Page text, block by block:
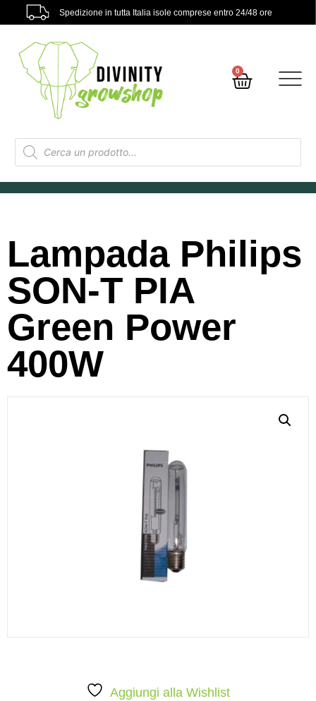
Spedizione in tutta Italia isole comprese entro 24/48 ore
0
Lampada Philips
SON-T PIA
Green Power
400W
Aggiungi alla Wishlist